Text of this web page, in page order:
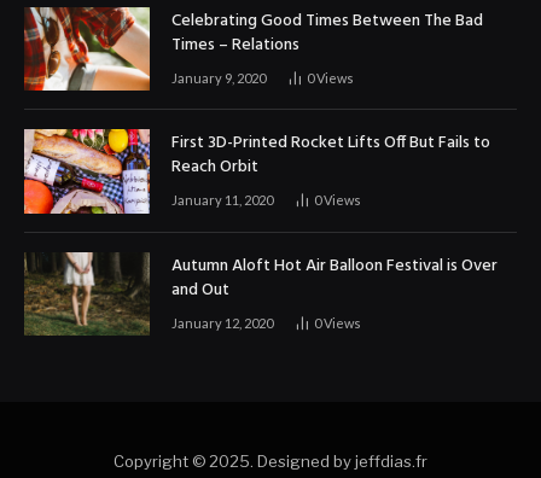
Celebrating Good Times Between The Bad
Times – Relations
January 9, 2020 0Views
First 3D-Printed Rocket Lifts Off But Fails to
Reach Orbit
January 11, 2020 0Views
Autumn Aloft Hot Air Balloon Festival is Over
and Out
January 12, 2020 0Views
Copyright © 2025. Designed by jeffdias.fr